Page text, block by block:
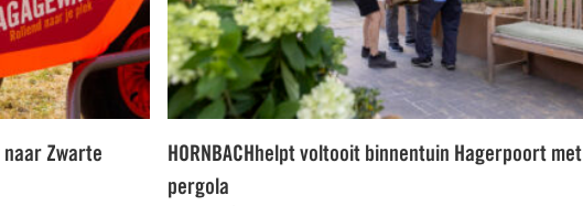
naar Zwarte
HORNBACHhelpt voltooit binnentuin Hagerpoort met
pergola